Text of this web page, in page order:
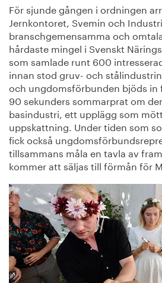
För sjunde gången i ordningen
Jernkontoret, Svemin och
branschgemensamma och
hårdaste mingel i Svenskt
som samlade runt 600
innan stod gruv- och
och ungdomsförbunden bjöds in
90 sekunders sommarprat om
basindustri, ett upplägg som
uppskattning. Under tiden som
fick också
tillsammans måla en tavla av
kommer att säljas till förmån för